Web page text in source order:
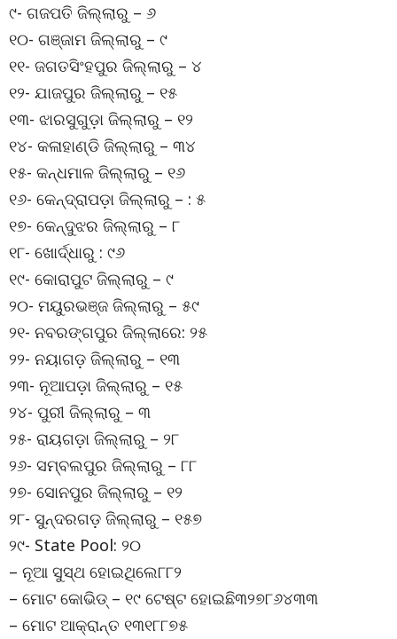
୯- ଗଜପତି ଜିଲ୍ଲାରୁ – ୬
୧୦- ଗଞ୍ଜାମ ଜିଲ୍ଲାରୁ – ୯
୧୧- ଜଗତସିଂହପୁର ଜିଲ୍ଲାରୁ – ୪
୧୨- ଯାଜପୁର ଜିଲ୍ଲାରୁ – ୧୫
୧୩- ଝାରସୁଗୁଡ଼ା ଜିଲ୍ଲାରୁ – ୧୨
୧୪- କଳାହାଣ୍ଡି ଜିଲ୍ଲାରୁ – ୩୪
୧୫- କନ୍ଧମାଳ ଜିଲ୍ଲାରୁ – ୧୬
୧୬- କେନ୍ଦ୍ରାପଡ଼ା ଜିଲ୍ଲାରୁ – : ୫
୧୭- କେନ୍ଦୁଝର ଜିଲ୍ଲାରୁ – ୮
୧୮- ଖୋର୍ଦ୍ଧାରୁ : ୯୬
୧୯- କୋରାପୁଟ ଜିଲ୍ଲାରୁ – ୯
୨୦- ମୟୁରଭଞ୍ଜ ଜିଲ୍ଲାରୁ – ୫୯
୨୧- ନବରଙ୍ଗପୁର ଜିଲ୍ଲାରେ: ୨୫
୨୨- ନୟାଗଡ଼ ଜିଲ୍ଲାରୁ – ୧୩
୨୩- ନୂଆପଡ଼ା ଜିଲ୍ଲାରୁ – ୧୫
୨୪- ପୁରୀ ଜିଲ୍ଲାରୁ – ୩
୨୫- ରାୟଗଡ଼ା ଜିଲ୍ଲାରୁ – ୨୮
୨୬- ସମ୍ବଲପୁର ଜିଲ୍ଲାରୁ – ୮୮
୨୭- ସୋନପୁର ଜିଲ୍ଲାରୁ – ୧୨
୨୮- ସୁନ୍ଦରଗଡ଼ ଜିଲ୍ଲାରୁ – ୧୫୭
୨୯- State Pool: ୨୦
– ନୂଆ ସୁସ୍ଥ ହୋଇଥିଲେ୮୮୨
– ମୋଟ କୋଭିଡ୍ – ୧୯ ଟେଷ୍ଟ ହୋଇଛି୩୨୭୮୬୪୩୩
– ମୋଟ ଆକ୍ରାନ୍ତ ୧୩୧୮୮୭୫